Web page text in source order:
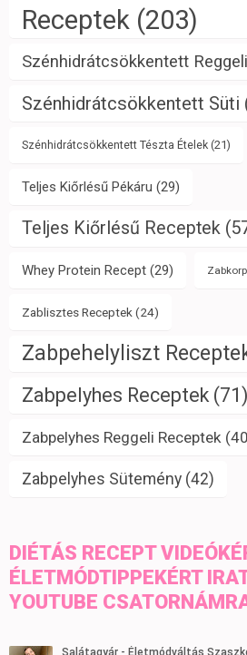
Receptek (203)
Szénhidrátcsökkentett Reggeli
Szénhidrátcsökkentett Süti
Szénhidrátcsökkentett Tészta Ételek (21)
Teljes Kiőrlésű Pékáru (29)
Teljes Kiőrlésű Receptek
Whey Protein Recept (29)
Zablisztes Receptek (24)
Zabpehelyliszt
Zabpelyhes Receptek (71)
Zabpelyhes Reggeli Receptek
Zabpelyhes Sütemény (42)
DIÉTÁS RECEPT
ÉLETMÓDTIPPEKÉRT
YOUTUBE